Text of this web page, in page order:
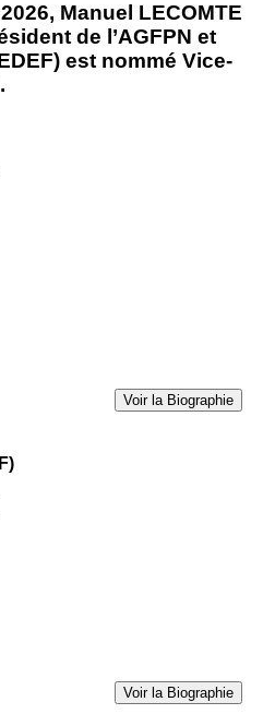
Manuel LECOMTE
de l’AGFPN et
est nommé Vice-
Voir la Biographie
Voir la Biographie